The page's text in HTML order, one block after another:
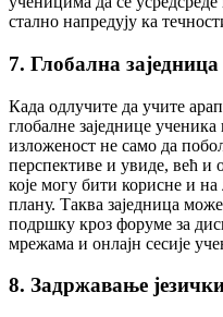
стално напредују ка
7. Глобална
Када одлучите да учите
глобалне заједнице
изложеност не само да
перспективе и увиде, већ и
које могу бити корисне и
плану. Таква заједница
подршку кроз форуме за
мрежама и онлајн сесије
8. Задржавање